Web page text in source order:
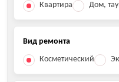
Квартира
Дом,
Вид ремонта
Косметический